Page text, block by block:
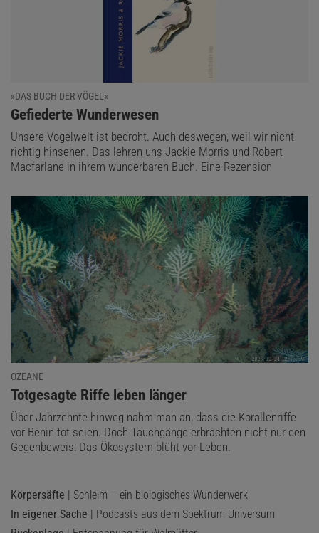
»DAS BUCH DER VÖGEL«
:
Gefiederte Wunderwesen
Unsere Vogelwelt ist bedroht. Auch deswegen, weil wir nicht
richtig hinsehen. Das lehren uns Jackie Morris und Robert
Macfarlane in ihrem wunderbaren Buch. Eine Rezension
OZEANE
:
Totgesagte Riffe leben länger
Über Jahrzehnte hinweg nahm man an, dass die Korallenriffe
vor Benin tot seien. Doch Tauchgänge erbrachten nicht nur den
Gegenbeweis: Das Ökosystem blüht vor Leben.
Körpersäfte | Schleim – ein biologisches Wunderwerk
In eigener Sache | Podcasts aus dem Spektrum-Universum